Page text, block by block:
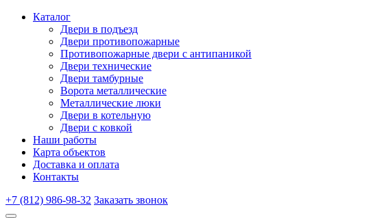
Каталог
Двери в подъезд
Двери противопожарные
Противопожарные двери с антипаникой
Двери технические
Двери тамбурные
Ворота металлические
Металлические люки
Двери в котельную
Двери с ковкой
Наши работы
Карта объектов
Доставка и оплата
Контакты
+7 (812) 986-98-32 Заказать звонок